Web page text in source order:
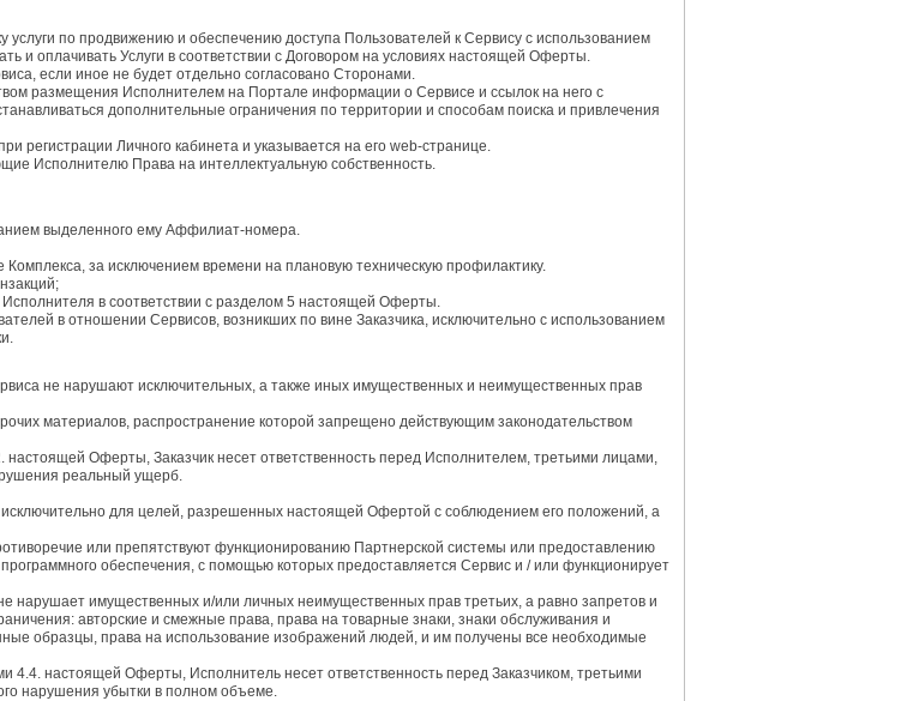
услуги по продвижению и обеспечению доступа Пользователей к Сервису с использованием
и оплачивать Услуги в соответствии с Договором на условиях настоящей Оферты.
если иное не будет отдельно согласовано Сторонами.
размещения Исполнителем на Портале информации о Сервисе и ссылок на него с
дополнительные ограничения по территории и способам поиска и привлечения
Личного кабинета и указывается на его web-странице.
Исполнителю Права на интеллектуальную собственность.
выделенного ему Аффилиат-номера.
за исключением времени на плановую техническую профилактику.
в соответствии с разделом 5 настоящей Оферты.
в отношении Сервисов, возникших по вине Заказчика, исключительно с использованием
не нарушают исключительных, а также иных имущественных и неимущественных прав
материалов, распространение которой запрещено действующим законодательством
Оферты, Заказчик несет ответственность перед Исполнителем, третьими лицами,
реальный ущерб.
для целей, разрешенных настоящей Офертой с соблюдением его положений, а
или препятствуют функционированию Партнерской системы или предоставлению
обеспечения, с помощью которых предоставляется Сервис и / или функционирует
нарушает имущественных и/или личных неимущественных прав третьих, а равно запретов и
авторские и смежные права, права на товарные знаки, знаки обслуживания и
образцы, права на использование изображений людей, и им получены все необходимые
4.4. настоящей Оферты, Исполнитель несет ответственность перед Заказчиком, третьими
нарушения убытки в полном объеме.